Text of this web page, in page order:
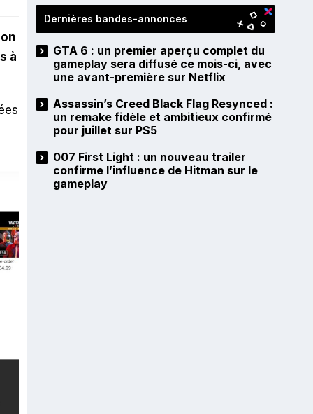
à
Dernières bandes-annonces
GTA 6 : un premier aperçu complet du
gameplay sera diffusé ce mois-ci, avec
une avant-première sur Netflix
Assassin’s Creed Black Flag Resynced :
un remake fidèle et ambitieux confirmé
pour juillet sur PS5
007 First Light : un nouveau trailer
confirme l’influence de Hitman sur le
gameplay